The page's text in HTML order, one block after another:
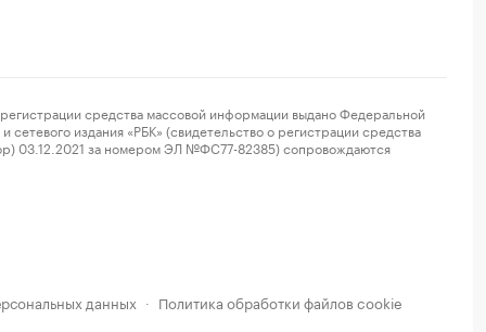
средства массовой информации выдано Федеральной
издания «РБК» (свидетельство о регистрации средства
03.12.2021 за номером ЭЛ №ФС77-82385) сопровождаются
данных · Политика обработки файлов cookie